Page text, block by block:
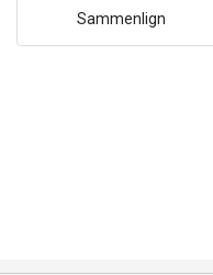
Sammenlign